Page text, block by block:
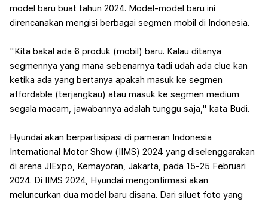
model baru buat tahun 2024. Model-model baru ini
direncanakan mengisi berbagai segmen mobil di Indonesia.
"Kita bakal ada 6 produk (mobil) baru. Kalau ditanya
segmennya yang mana sebenarnya tadi udah ada clue kan
ketika ada yang bertanya apakah masuk ke segmen
affordable (terjangkau) atau masuk ke segmen medium
segala macam, jawabannya adalah tunggu saja," kata Budi.
Hyundai akan berpartisipasi di pameran Indonesia
International Motor Show (IIMS) 2024 yang diselenggarakan
di arena JIExpo, Kemayoran, Jakarta, pada 15-25 Februari
2024. Di IIMS 2024, Hyundai mengonfirmasi akan
meluncurkan dua model baru disana. Dari siluet foto yang